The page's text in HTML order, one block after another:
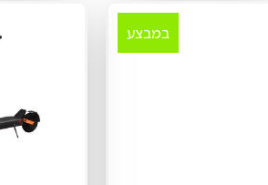
במבצע